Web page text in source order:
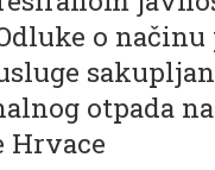
o načinu
otpada
Hrvace